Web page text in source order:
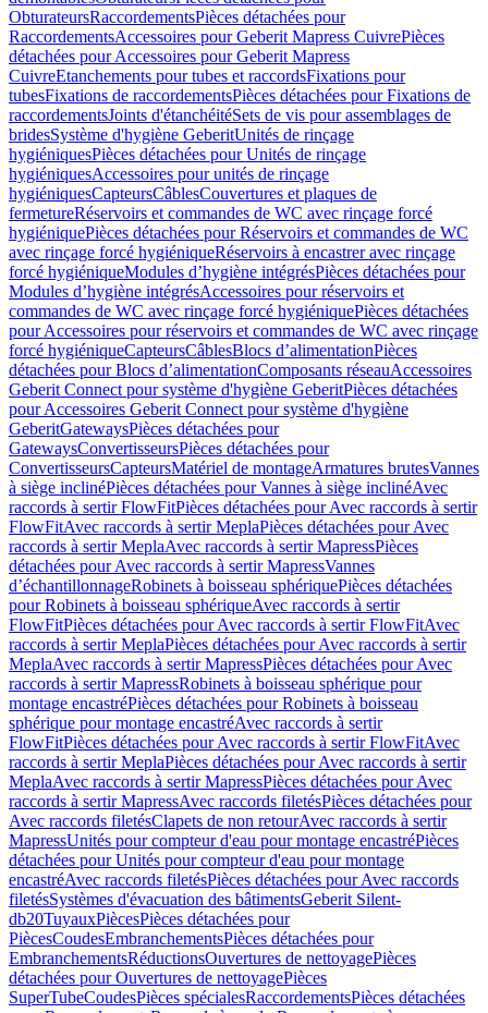
ObturateursRaccordementsPièces détachées pour
RaccordementsAccessoires pour Geberit Mapress CuivrePièces
détachées pour Accessoires pour Geberit Mapress
CuivreEtanchements pour tubes et raccordsFixations pour
tubesFixations de raccordementsPièces détachées pour Fixations de
raccordementsJoints d'étanchéitéSets de vis pour assemblages de
bridesSystème d'hygiène GeberitUnités de rinçage
hygiéniquesPièces détachées pour Unités de rinçage
hygiéniquesAccessoires pour unités de rinçage
hygiéniquesCapteursCâblesCouvertures et plaques de
fermetureRéservoirs et commandes de WC avec rinçage forcé
hygiéniquePièces détachées pour Réservoirs et commandes de WC
avec rinçage forcé hygiéniqueRéservoirs à encastrer avec rinçage
forcé hygiéniqueModules d’hygiène intégrésPièces détachées pour
Modules d’hygiène intégrésAccessoires pour réservoirs et
commandes de WC avec rinçage forcé hygiéniquePièces détachées
pour Accessoires pour réservoirs et commandes de WC avec rinçage
forcé hygiéniqueCapteursCâblesBlocs d’alimentationPièces
détachées pour Blocs d’alimentationComposants réseauAccessoires
Geberit Connect pour système d'hygiène GeberitPièces détachées
pour Accessoires Geberit Connect pour système d'hygiène
GeberitGatewaysPièces détachées pour
GatewaysConvertisseursPièces détachées pour
ConvertisseursCapteursMatériel de montageArmatures brutesVannes
à siège inclinéPièces détachées pour Vannes à siège inclinéAvec
raccords à sertir FlowFitPièces détachées pour Avec raccords à sertir
FlowFitAvec raccords à sertir MeplaPièces détachées pour Avec
raccords à sertir MeplaAvec raccords à sertir MapressPièces
détachées pour Avec raccords à sertir MapressVannes
d’échantillonnageRobinets à boisseau sphériquePièces détachées
pour Robinets à boisseau sphériqueAvec raccords à sertir
FlowFitPièces détachées pour Avec raccords à sertir FlowFitAvec
raccords à sertir MeplaPièces détachées pour Avec raccords à sertir
MeplaAvec raccords à sertir MapressPièces détachées pour Avec
raccords à sertir MapressRobinets à boisseau sphérique pour
montage encastréPièces détachées pour Robinets à boisseau
sphérique pour montage encastréAvec raccords à sertir
FlowFitPièces détachées pour Avec raccords à sertir FlowFitAvec
raccords à sertir MeplaPièces détachées pour Avec raccords à sertir
MeplaAvec raccords à sertir MapressPièces détachées pour Avec
raccords à sertir MapressAvec raccords filetésPièces détachées pour
Avec raccords filetésClapets de non retourAvec raccords à sertir
MapressUnités pour compteur d'eau pour montage encastréPièces
détachées pour Unités pour compteur d'eau pour montage
encastréAvec raccords filetésPièces détachées pour Avec raccords
filetésSystèmes d'évacuation des bâtimentsGeberit Silent-
db20TuyauxPiècesPièces détachées pour
PiècesCoudesEmbranchementsPièces détachées pour
EmbranchementsRéductionsOuvertures de nettoyagePièces
détachées pour Ouvertures de nettoyagePièces
SuperTubeCoudesPièces spécialesRaccordementsPièces détachées